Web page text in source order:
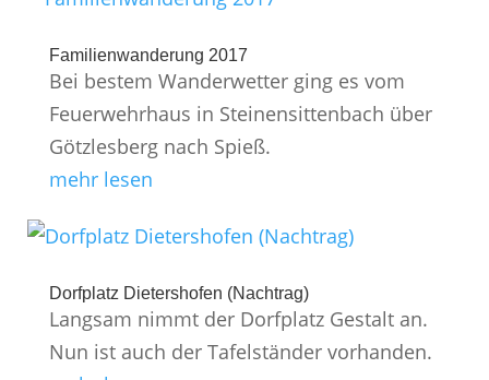
Familienwanderung 2017
Bei bestem Wanderwetter ging es vom
Feuerwehrhaus in Steinensittenbach über
Götzlesberg nach Spieß.
mehr lesen
Dorfplatz Dietershofen (Nachtrag)
Langsam nimmt der Dorfplatz Gestalt an.
Nun ist auch der Tafelständer vorhanden.